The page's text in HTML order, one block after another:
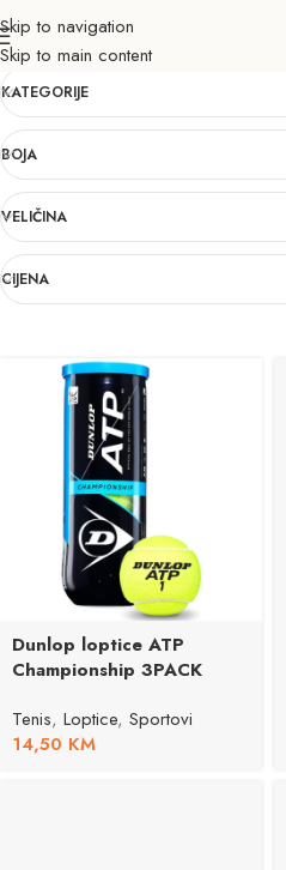
Skip to navigation
Skip to main content
Tenis
KATEGORIJE
BOJA
VELIČINA
CIJENA
Dunlop loptice ATP
Championship 3PACK
Tenis, Loptice, Sportovi
14,50 KM